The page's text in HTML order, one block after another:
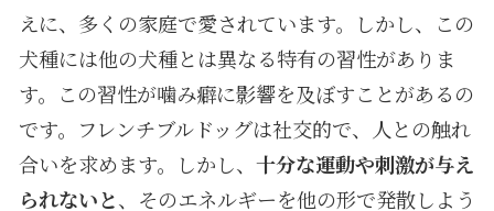
えに、多くの家庭で愛されています。しかし、この
犬種には他の犬種とは異なる特有の習性がありま
す。この習性が噛み癖に影響を及ぼすことがあるの
です。フレンチブルドッグは社交的で、人との触れ
合いを求めます。しかし、 十分な運動や刺激が与え
られないと、そのエネルギーを他の形で発散しよう